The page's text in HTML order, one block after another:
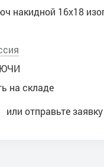
накидной 16х18
на складе
или отправьте